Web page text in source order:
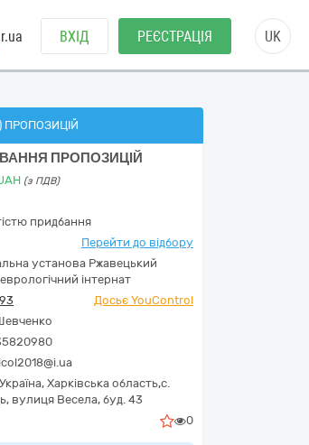
ВХІД РЕЄСТРАЦІЯ UK
ПРОПОЗИЦІЙ
ПРОПОЗИЦІЙ
(з ПДВ)
придбання
Перейти до відбору
установа Ржавецький
інтернат
Досьє YouControl
Україна, Харківська область,с.
вулиця Весела, буд. 43
0